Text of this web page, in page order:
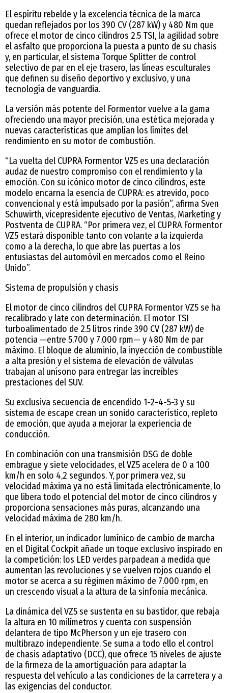
El espíritu rebelde y la excelencia técnica de la marca
quedan reflejados por los 390 CV (287 kW) y 480 Nm que
ofrece el motor de cinco cilindros 2.5 TSI, la agilidad sobre
el asfalto que proporciona la puesta a punto de su chasis
y, en particular, el sistema Torque Splitter de control
selectivo de par en el eje trasero, las líneas esculturales
que definen su diseño deportivo y exclusivo, y una
tecnología de vanguardia.
La versión más potente del Formentor vuelve a la gama
ofreciendo una mayor precisión, una estética mejorada y
nuevas características que amplían los límites del
rendimiento en su motor de combustión.
“La vuelta del CUPRA Formentor VZ5 es una declaración
audaz de nuestro compromiso con el rendimiento y la
emoción. Con su icónico motor de cinco cilindros, este
modelo encarna la esencia de CUPRA: es atrevido, poco
convencional y está impulsado por la pasión”, afirma Sven
Schuwirth, vicepresidente ejecutivo de Ventas, Marketing y
Postventa de CUPRA. “Por primera vez, el CUPRA Formentor
VZ5 estará disponible tanto con volante a la izquierda
como a la derecha, lo que abre las puertas a los
entusiastas del automóvil en mercados como el Reino
Unido”.
Sistema de propulsión y chasis
El motor de cinco cilindros del CUPRA Formentor VZ5 se ha
recalibrado y late con determinación. El motor TSI
turboalimentado de 2.5 litros rinde 390 CV (287 kW) de
potencia —entre 5.700 y 7.000 rpm— y 480 Nm de par
máximo. El bloque de aluminio, la inyección de combustible
a alta presión y el sistema de elevación de válvulas
trabajan al unísono para entregar las increíbles
prestaciones del SUV.
Su exclusiva secuencia de encendido 1-2-4-5-3 y su
sistema de escape crean un sonido característico, repleto
de emoción, que ayuda a mejorar la experiencia de
conducción.
En combinación con una transmisión DSG de doble
embrague y siete velocidades, el VZ5 acelera de 0 a 100
km/h en solo 4,2 segundos. Y, por primera vez, su
velocidad máxima ya no está limitada electrónicamente, lo
que libera todo el potencial del motor de cinco cilindros y
proporciona sensaciones más puras, alcanzando una
velocidad máxima de 280 km/h.
En el interior, un indicador lumínico de cambio de marcha
en el Digital Cockpit añade un toque exclusivo inspirado en
la competición: los LED verdes parpadean a medida que
aumentan las revoluciones y se vuelven rojos cuando el
motor se acerca a su régimen máximo de 7.000 rpm, en
un crescendo visual a la altura de la sinfonía mecánica.
La dinámica del VZ5 se sustenta en su bastidor, que rebaja
la altura en 10 milímetros y cuenta con suspensión
delantera de tipo McPherson y un eje trasero con
multibrazo independiente. Se suma a todo ello el control
de chasis adaptativo (DCC), que ofrece 15 niveles de ajuste
de la firmeza de la amortiguación para adaptar la
respuesta del vehículo a las condiciones de la carretera y a
las exigencias del conductor.